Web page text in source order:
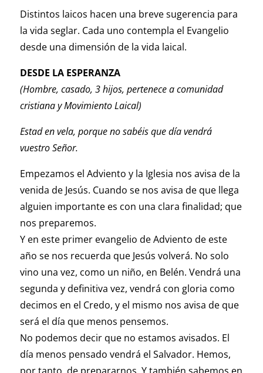
Distintos laicos hacen una breve sugerencia para
la vida seglar. Cada uno contempla el Evangelio
desde una dimensión de la vida laical.
DESDE LA ESPERANZA
(Hombre, casado, 3 hijos, pertenece a comunidad
cristiana y Movimiento Laical)
Estad en vela, porque no sabéis que día vendrá
vuestro Señor.
Empezamos el Adviento y la Iglesia nos avisa de la
venida de Jesús. Cuando se nos avisa de que llega
alguien importante es con una clara finalidad; que
nos preparemos.
Y en este primer evangelio de Adviento de este
año se nos recuerda que Jesús volverá. No solo
vino una vez, como un niño, en Belén. Vendrá una
segunda y definitiva vez, vendrá con gloria como
decimos en el Credo, y el mismo nos avisa de que
será el día que menos pensemos.
No podemos decir que no estamos avisados. El
día menos pensado vendrá el Salvador. Hemos,